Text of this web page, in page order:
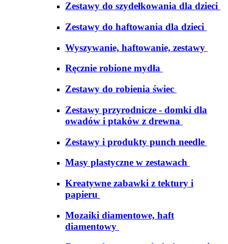
Zestawy do szydełkowania dla dzieci
Zestawy do haftowania dla dzieci
Wyszywanie, haftowanie, zestawy
Ręcznie robione mydła
Zestawy do robienia świec
Zestawy przyrodnicze - domki dla
owadów i ptaków z drewna
Zestawy i produkty punch needle
Masy plastyczne w zestawach
Kreatywne zabawki z tektury i
papieru
Mozaiki diamentowe, haft
diamentowy